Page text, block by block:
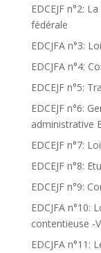
EDCEJF n°2:
fédérale
EDCJFA n°3:
EDCJFA n°4:
EDCEJF n°5:
EDCEJF n°6:
administrative
EDCEJF n°7:
EDCEJF n°8:
EDCEJF n°9:
EDCJFA n°10:
contentieuse -
EDCJFA n°11: